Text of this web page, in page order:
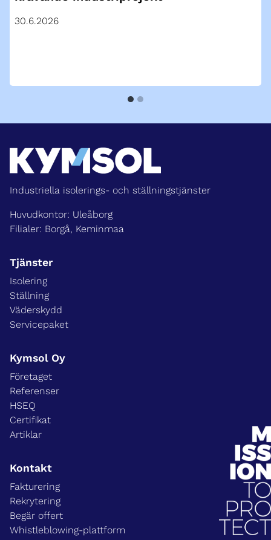
30.6.2026
Industriella isolerings- och ställningstjänster
Huvudkontor: Uleåborg
Filialer: Borgå, Keminmaa
Tjänster
Isolering
Ställning
Väderskydd
Servicepaket
Kymsol Oy
Företaget
Referenser
HSEQ
Certifikat
Artiklar
Kontakt
Fakturering
Rekrytering
Begär offert
Whistleblowing-plattform